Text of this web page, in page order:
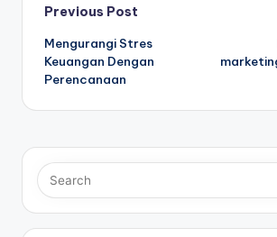
Post
navigation
Previous Post
Mengurangi Stres
Keuangan Dengan
Perencanaan